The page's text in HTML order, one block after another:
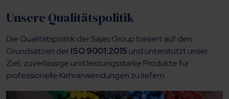
Unsere Qualitätspolitik
Die Qualitätspolitik der Sajas Group basiert auf den
Grundsätzen derISO 9001:2015 und unterstützt unser
Ziel, zuverlässige und leistungsstarke Produkte für
professionelle Kehranwendungen zu liefern.